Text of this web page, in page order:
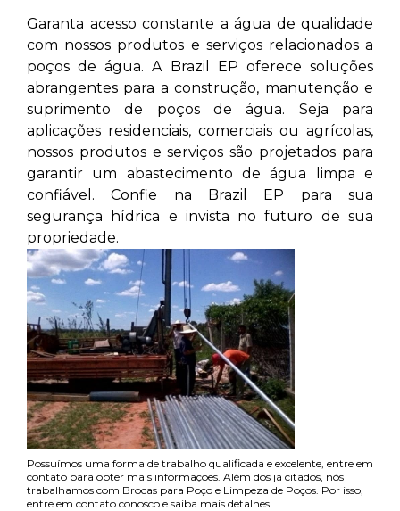
Garanta acesso constante a água de qualidade
com nossos produtos e serviços relacionados a
poços de água. A Brazil EP oferece soluções
abrangentes para a construção, manutenção e
suprimento de poços de água. Seja para
aplicações residenciais, comerciais ou agrícolas,
nossos produtos e serviços são projetados para
garantir um abastecimento de água limpa e
confiável. Confie na Brazil EP para sua
segurança hídrica e invista no futuro de sua
propriedade.
Possuímos uma forma de trabalho qualificada e excelente, entre em
contato para obter mais informações. Além dos já citados, nós
trabalhamos com Brocas para Poço e Limpeza de Poços. Por isso,
entre em contato conosco e saiba mais detalhes.